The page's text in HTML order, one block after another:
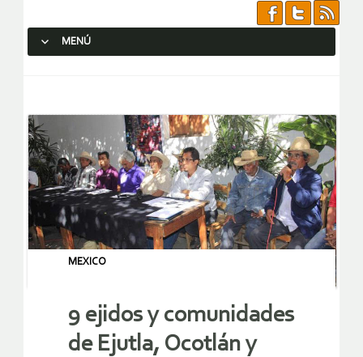
MENÚ
MEXICO
9 ejidos y comunidades
de Ejutla, Ocotlán y